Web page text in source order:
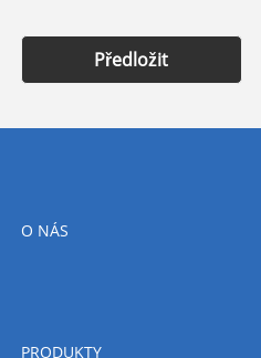
Předložit
O NÁS
PRODUKTY